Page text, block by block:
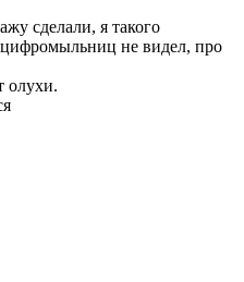
сделали, я такого
не видел, про
олухи.